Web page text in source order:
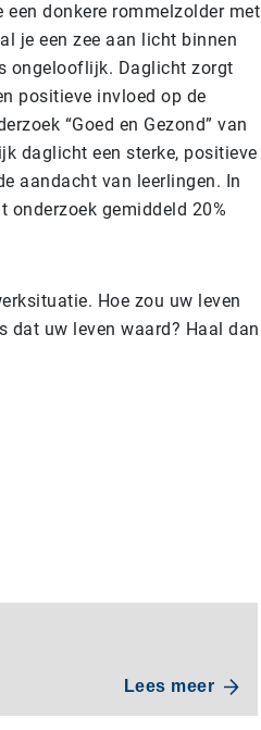
donkere rommelzolder met
je een zee aan licht binnen
ongelooflijk. Daglicht zorgt
positieve invloed op de
“Goed en Gezond” van
daglicht een sterke, positieve
aandacht van leerlingen. In
gemiddeld 20%
Hoe zou uw leven
dat uw leven waard? Haal dan
Lees meer